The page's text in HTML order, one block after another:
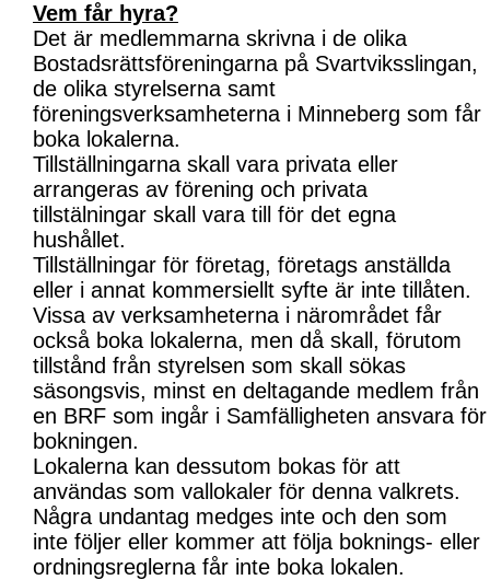
Vem får hyra?
Det är medlemmarna skrivna i de olika
Bostadsrättsföreningarna på Svartviksslingan,
de olika styrelserna samt
föreningsverksamheterna i Minneberg som får
boka lokalerna.
Tillställningarna skall vara privata eller
arrangeras av förening och privata
tillstälningar skall vara till för det egna
hushållet.
Tillställningar för företag, företags anställda
eller i annat kommersiellt syfte är inte tillåten.
Vissa av verksamheterna i närområdet får
också boka lokalerna, men då skall, förutom
tillstånd från styrelsen som skall sökas
säsongsvis, minst en deltagande medlem från
en BRF som ingår i Samfälligheten ansvara för
bokningen.
Lokalerna kan dessutom bokas för att
användas som vallokaler för denna valkrets.
Några undantag medges inte och den som
inte följer eller kommer att följa boknings- eller
ordningsreglerna får inte boka lokalen.